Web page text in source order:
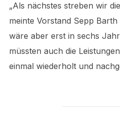
„Als nächstes streben wir
meinte Vorstand Sepp
wäre aber erst in sechs
müssten auch die
einmal wiederholt und